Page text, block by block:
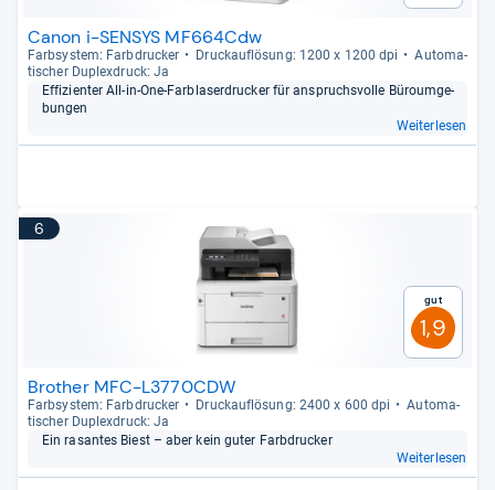
Canon i-SENSYS MF664Cdw
Farb­sys­tem: Farb­dru­cker Druck­auf­lö­sung: 1200 x 1200 dpi
Auto­ma­
ti­scher Duplex­druck: Ja
Effi­zi­en­ter All-​in-​One-​Farbla­ser­dru­cker für anspruchs­volle Büroum­ge­
bun­gen
Weiterlesen
6
Gut
1,9
Brother MFC-L3770CDW
Farb­sys­tem: Farb­dru­cker Druck­auf­lö­sung: 2400 x 600 dpi
Auto­ma­
ti­scher Duplex­druck: Ja
Ein rasan­tes Biest – aber kein guter Farb­dru­cker
Weiterlesen